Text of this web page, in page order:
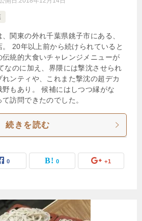
関東の外れ千葉県銚子市にある、
20年以上前から続けられていると
統的大食いチャレンジメニューが
なのに加え、界隈には撃沈させられ
ンティや、これまた撃沈の超デカ
もあり。 候補にはしつつ縁がな
訪問できたのでした。
続きを読む
0 0 +1